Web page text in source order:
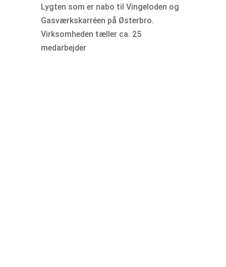
Lygten som er nabo til Vingeloden og
Gasværkskarréen på Østerbro.
Virksomheden tæller ca. 25
medarbejder